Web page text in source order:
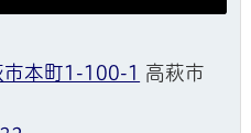
市本町1-100-1 高萩市